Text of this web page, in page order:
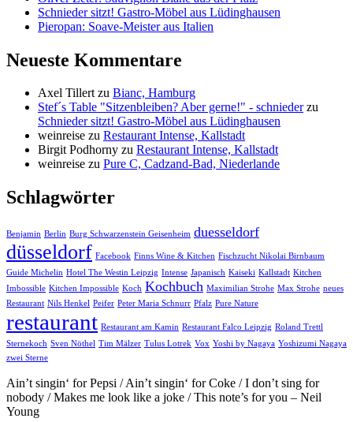
Schnieder sitzt! Gastro-Möbel aus Lüdinghausen
Pieropan: Soave-Meister aus Italien
Neueste Kommentare
Axel Tillertzu Bianc, Hamburg
Stef´s Table "Sitzenbleiben? Aber gerne!" - schniederzu
Schnieder sitzt! Gastro-Möbel aus Lüdinghausen
weinreise zu Restaurant Intense, Kallstadt
Birgit Podhorny zu Restaurant Intense, Kallstadt
weinreise zu Pure C, Cadzand-Bad, Niederlande
Schlagwörter
Benjamin Berlin Burg Schwarzenstein Geisenheim duesseldorf
düsseldorf Facebook Finns Wine & Kitchen Fischzucht Nikolai Birnbaum
Guide Michelin Hotel The Westin Leipzig Intense Japanisch Kaiseki Kallstadt Kitchen
Imbossible Kitchen Impossible Koch Kochbuch Maximilian Strohe Max Strohe neues
Restaurant Nils Henkel Peifer Peter Maria Schnurr Pfalz Pure Nature
restaurant Restaurant am Kamin Restaurant Falco Leipzig Roland Trettl
Sternekoch Sven Nöthel Tim Mälzer Tulus Lotrek Vox Yoshi by Nagaya Yoshizumi Nagaya
zwei Sterne
Ain’t singin‘ for Pepsi / Ain’t singin‘ for Coke / I don’t sing for
nobody / Makes me look like a joke / This note’s for you – Neil
Young